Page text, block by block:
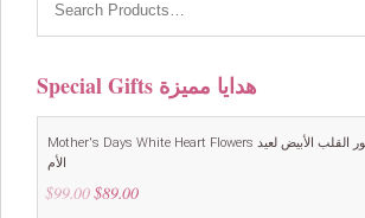
Special Gifts هدايا مميزة
Mother's Days White Heart Flowers باقة زهور القلب الأبيض لعيد
الأم
$99.00 Original
$89.00Current